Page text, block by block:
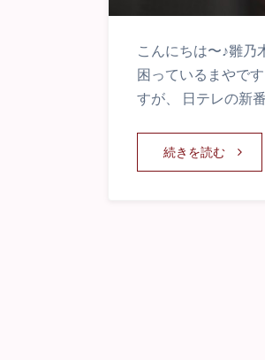
こんにちは〜♪雛乃
困っているまやで
すが、 日テレの新
続きを読む